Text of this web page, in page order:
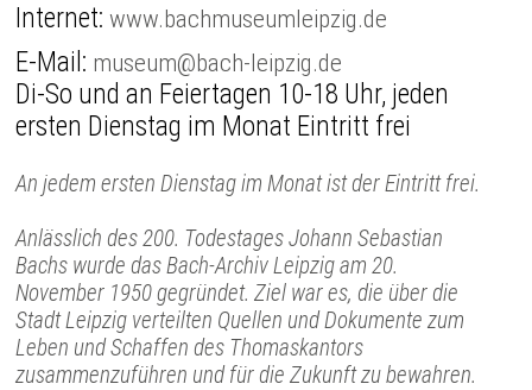
Internet:www.bachmuseumleipzig.de
E-Mail: museum@bach-leipzig.de
Di-So und an Feiertagen 10-18 Uhr, jeden
ersten Dienstag im Monat Eintritt frei
An jedem ersten Dienstag im Monat ist der Eintritt frei.
Anlässlich des 200. Todestages Johann Sebastian
Bachs wurde das Bach-Archiv Leipzig am 20.
November 1950 gegründet. Ziel war es, die über die
Stadt Leipzig verteilten Quellen und Dokumente zum
Leben und Schaffen des Thomaskantors
zusammenzuführen und für die Zukunft zu bewahren.